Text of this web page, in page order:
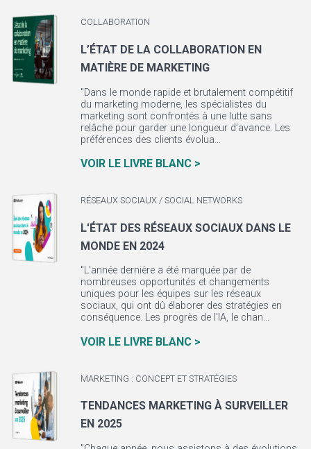
COLLABORATION
L’ÉTAT DE LA COLLABORATION EN
MATIÈRE DE MARKETING
"Dans le monde rapide et brutalement compétitif
du marketing moderne, les spécialistes du
marketing sont confrontés à une lutte sans
relâche pour garder une longueur d’avance. Les
préférences des clients évolua...
VOIR LE LIVRE BLANC >
RÉSEAUX SOCIAUX / SOCIAL NETWORKS
L'ÉTAT DES RÉSEAUX SOCIAUX DANS LE
MONDE EN 2024
"L'année dernière a été marquée par de
nombreuses opportunités et changements
uniques pour les équipes sur les réseaux
sociaux, qui ont dû élaborer des stratégies en
conséquence. Les progrès de l'IA, le chan...
VOIR LE LIVRE BLANC >
MARKETING : CONCEPT ET STRATÉGIES
TENDANCES MARKETING À SURVEILLER
EN 2025